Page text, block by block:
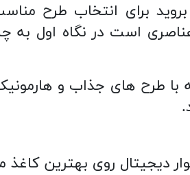
برای انتخاب طرح
عناصری است در نگاه
پازلی طلایی 3 تکه با طرح های
بهترین کاغذ می باشد. و در 2 سایز متوسط و